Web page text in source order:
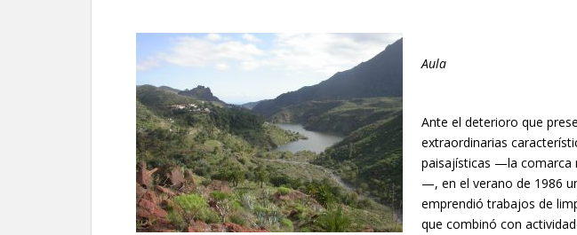
Aula
Ante el deterioro que
extraordinarias
paisajísticas —la comarca
—, en el verano de 1986
emprendió trabajos de
que combinó con